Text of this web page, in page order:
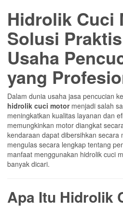
Hidrolik Cuci
Solusi
Usaha
yang
Dalam dunia usaha jasa pencucian
hidrolik cuci motormenjadi salah
meningkatkan kualitas layanan dan
memungkinkan motor diangkat
kendaraan dapat dibersihkan secara
mengulas secara lengkap tentang
manfaat menggunakan hidrolik cuci
banyak dicari.
Apa Itu Hidrolik